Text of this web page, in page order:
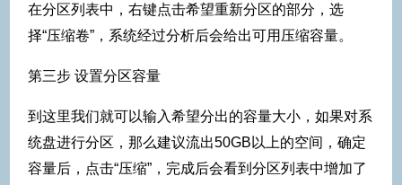
在分区列表中，右键点击希望重新分区的部分，选
择“压缩卷”，系统经过分析后会给出可用压缩容量。
第三步 设置分区容量
到这里我们就可以输入希望分出的容量大小，如果对系
统盘进行分区，那么建议流出50GB以上的空间，确定
容量后，点击“压缩”，完成后会看到分区列表中增加了